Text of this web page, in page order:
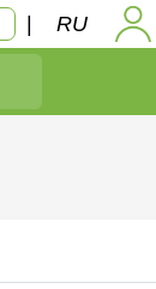
| RU